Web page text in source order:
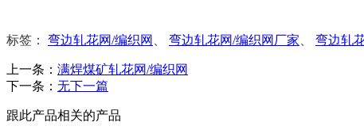
标签： 弯边轧花网/编织网 弯边轧花网/编织网厂家 弯边轧
上一条： 满焊煤矿轧花网/编织网
下一条： 无下一篇
跟此产品相关的产品